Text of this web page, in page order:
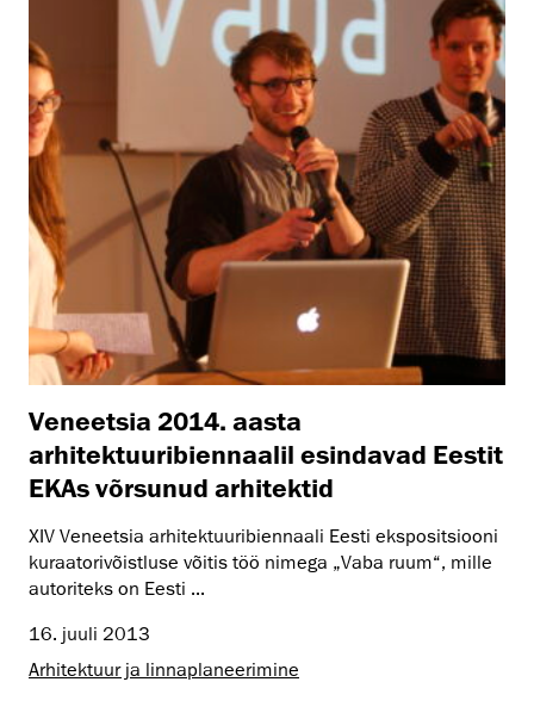
Veneetsia 2014. aasta
arhitektuuribiennaalil esindavad Eestit
EKAs võrsunud arhitektid
XIV Veneetsia arhitektuuribiennaali Eesti ekspositsiooni
kuraatorivõistluse võitis töö nimega „Vaba ruum“, mille
autoriteks on Eesti ...
16. juuli 2013
Arhitektuur ja linnaplaneerimine